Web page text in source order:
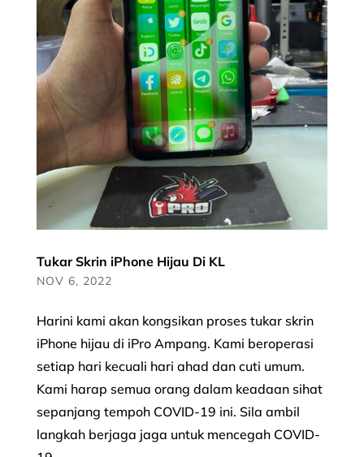
Tukar Skrin iPhone Hijau Di KL
NOV 6, 2022
Harini kami akan kongsikan proses tukar skrin
iPhone hijau di iPro Ampang. Kami beroperasi
setiap hari kecuali hari ahad dan cuti umum.
Kami harap semua orang dalam keadaan sihat
sepanjang tempoh COVID-19 ini. Sila ambil
langkah berjaga jaga untuk mencegah COVID-